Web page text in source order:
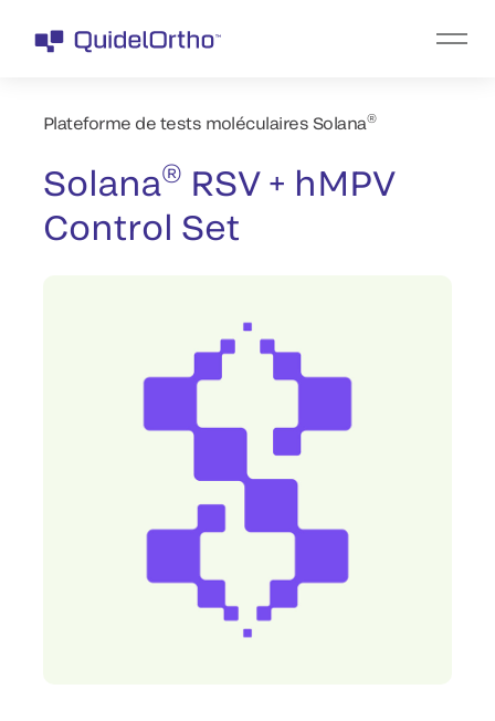
Plateforme de tests moléculaires Solana®
Solana® RSV + hMPV
Control Set